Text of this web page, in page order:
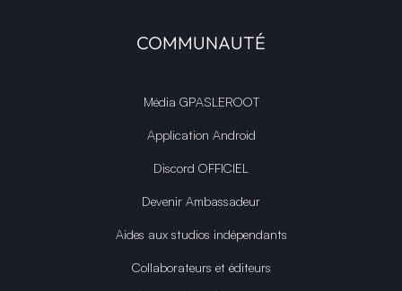
COMMUNAUTÉ
Média GPASLEROOT
Application Android
Discord OFFICIEL
Devenir Ambassadeur
Aides aux studios indépendants
Collaborateurs et éditeurs